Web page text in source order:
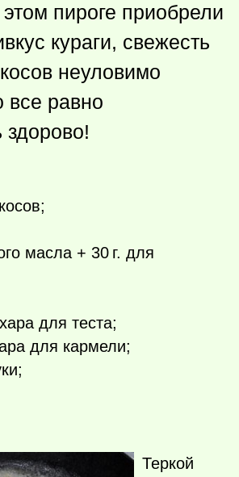
пироге приобрели
кураги, свежесть
неуловимо
все равно
здорово!
масла + 30 г. для
для теста;
для кармели;
Теркой